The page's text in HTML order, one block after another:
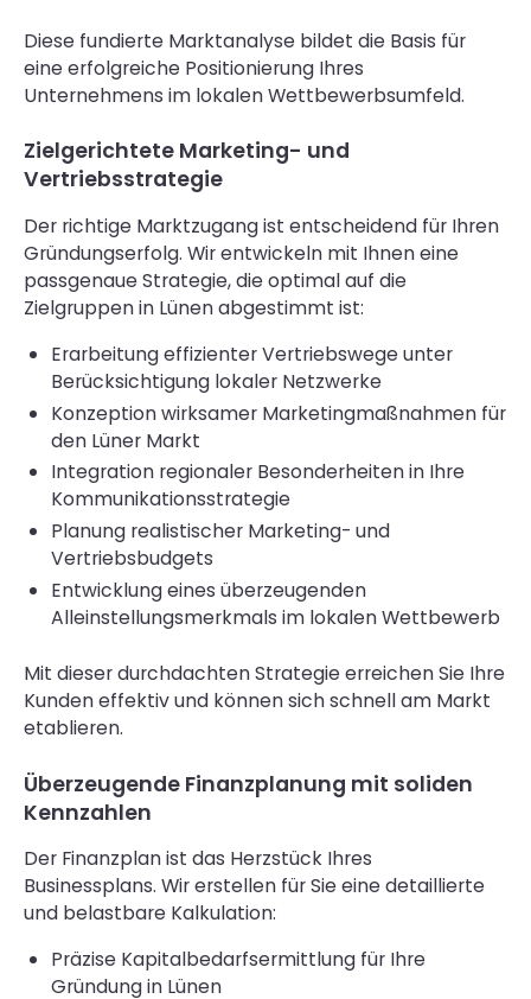
Diese fundierte Marktanalyse bildet die Basis für
eine erfolgreiche Positionierung Ihres
Unternehmens im lokalen Wettbewerbsumfeld.
Zielgerichtete Marketing- und
Vertriebsstrategie
Der richtige Marktzugang ist entscheidend für Ihren
Gründungserfolg. Wir entwickeln mit Ihnen eine
passgenaue Strategie, die optimal auf die
Zielgruppen in Lünen abgestimmt ist:
Erarbeitung effizienter Vertriebswege unter
Berücksichtigung lokaler Netzwerke
Konzeption wirksamer Marketingmaßnahmen für
den Lüner Markt
Integration regionaler Besonderheiten in Ihre
Kommunikationsstrategie
Planung realistischer Marketing- und
Vertriebsbudgets
Entwicklung eines überzeugenden
Alleinstellungsmerkmals im lokalen Wettbewerb
Mit dieser durchdachten Strategie erreichen Sie Ihre
Kunden effektiv und können sich schnell am Markt
etablieren.
Überzeugende Finanzplanung mit soliden
Kennzahlen
Der Finanzplan ist das Herzstück Ihres
Businessplans. Wir erstellen für Sie eine detaillierte
und belastbare Kalkulation:
Präzise Kapitalbedarfsermittlung für Ihre
Gründung in Lünen